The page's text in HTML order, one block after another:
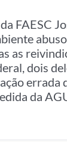
FAESC
as
dois
errada
da